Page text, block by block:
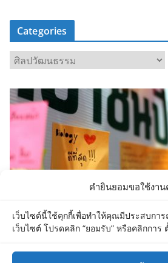
คำยินยอมขอใช้งาน
เว็บไซต์นี้ใช้คุกกี้เพื่อทำให้คุณมีประสบกา
เว็บไซต์ โปรดคลิก “ยอมรับ” หรือคลิกการ
Categories
t
e
g
i